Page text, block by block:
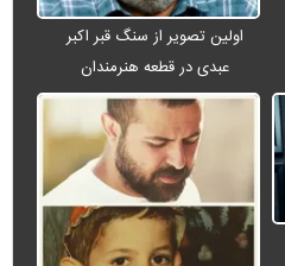
اولین تصویر از سنگ قبر اکبر
عبدی در قطعه هنرمندان